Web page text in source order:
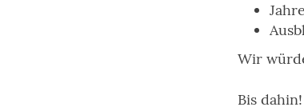
Wir
Bis dahin!